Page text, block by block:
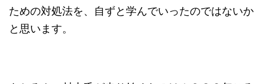
ための対処法を、自ずと学んでいったのではないか
と思います。